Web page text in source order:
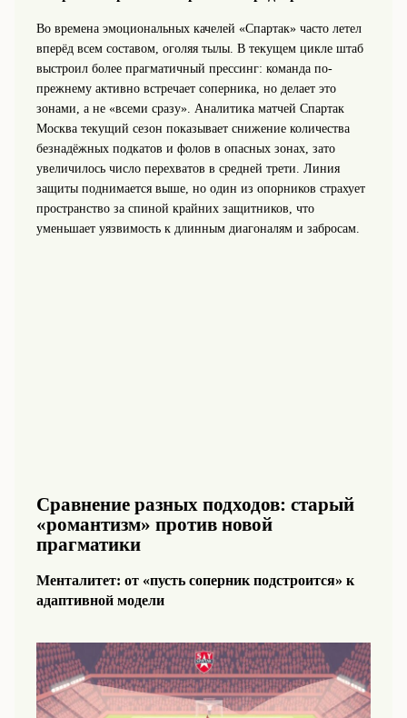
Во времена эмоциональных качелей «Спартак» часто летел
вперёд всем составом, оголяя тылы. В текущем цикле штаб
выстроил более прагматичный прессинг: команда по-
прежнему активно встречает соперника, но делает это
зонами, а не «всеми сразу». Аналитика матчей Спартак
Москва текущий сезон показывает снижение количества
безнадёжных подкатов и фолов в опасных зонах, зато
увеличилось число перехватов в средней трети. Линия
защиты поднимается выше, но один из опорников страхует
пространство за спиной крайних защитников, что
уменьшает уязвимость к длинным диагоналям и забросам.
Сравнение разных подходов: старый
«романтизм» против новой
прагматики
Менталитет: от «пусть соперник подстроится» к
адаптивной модели